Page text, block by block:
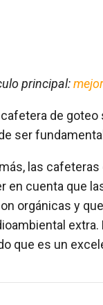
principal:
cafetera de
ser
las
en cuenta que
orgánicas y
que es un